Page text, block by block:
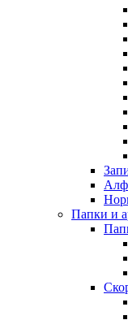
Папки и